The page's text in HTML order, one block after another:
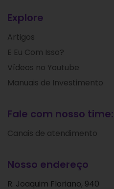
Explore
Artigos
E Eu Com Isso?
Vídeos no Youtube
Manuais de Investimento
Fale com nosso time:
Canais de atendimento
Nosso endereço
R. Joaquim Floriano, 940